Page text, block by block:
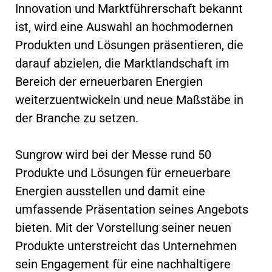
Innovation und Marktführerschaft bekannt
ist, wird eine Auswahl an hochmodernen
Produkten und Lösungen präsentieren, die
darauf abzielen, die Marktlandschaft im
Bereich der erneuerbaren Energien
weiterzuentwickeln und neue Maßstäbe in
der Branche zu setzen.
Sungrow wird bei der Messe rund 50
Produkte und Lösungen für erneuerbare
Energien ausstellen und damit eine
umfassende Präsentation seines Angebots
bieten. Mit der Vorstellung seiner neuen
Produkte unterstreicht das Unternehmen
sein Engagement für eine nachhaltigere